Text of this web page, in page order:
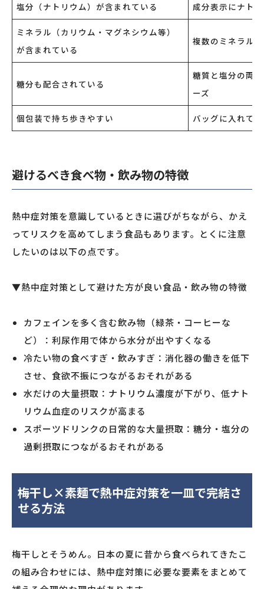
塩分（ナトリウム）が含まれている 成分表示にナト
ミネラル（カリウム・マグネシウム等）
が含まれている
複数のミネラル
糖分も配合されている
糖質と塩分の両
ーズ
個包装で持ち歩きやすい バッグに入れて
避けるべき食べ物・飲み物の特徴
熱中症対策を意識しているときに選びがちながら、かえ
ってリスクを高めてしまう食品もあります。とくに注意
したいのは以下の点です。
▼熱中症対策として避けた方が良い食品・飲み物の特徴
カフェインを多く含む飲み物（緑茶・コーヒーな
ど）：利尿作用で体から水分が出やすくなる
冷たい物の食べすぎ・飲みすぎ：消化器の働きを低下
させ、食欲不振につながるおそれがある
水だけの大量摂取：ナトリウム濃度が下がり、低ナト
リウム血症のリスクが高まる
スポーツドリンクの日常的な大量摂取：糖分・塩分の
過剰摂取につながるおそれがある
梅干し×素麺で熱中症対策を一皿で完結さ
せる方法
梅干しとそうめん。日本の夏に昔から食べられてきたこ
の組み合わせには、熱中症対策に必要な要素をまとめて